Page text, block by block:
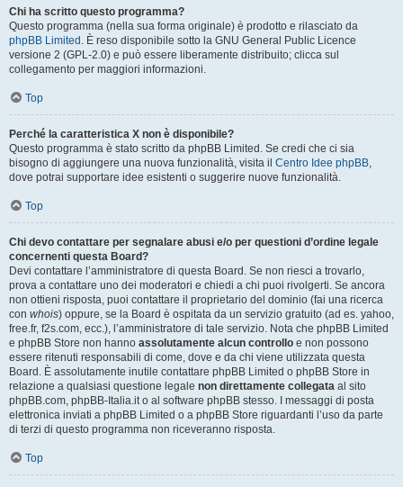
Chi ha scritto questo programma?
Questo programma (nella sua forma originale) è prodotto e rilasciato da
phpBB Limited . È reso disponibile sotto la GNU General Public Licence
versione 2 (GPL-2.0) e può essere liberamente distribuito; clicca sul
collegamento per maggiori informazioni.
Top
Perché la caratteristica X non è disponibile?
Questo programma è stato scritto da phpBB Limited. Se credi che ci sia
bisogno di aggiungere una nuova funzionalità, visita il Centro Idee phpBB,
dove potrai supportare idee esistenti o suggerire nuove funzionalità.
Top
Chi devo contattare per segnalare abusi e/o per questioni d’ordine legale
concernenti questa Board?
Devi contattare l’amministratore di questa Board. Se non riesci a trovarlo,
prova a contattare uno dei moderatori e chiedi a chi puoi rivolgerti. Se ancora
non ottieni risposta, puoi contattare il proprietario del dominio (fai una ricerca
con whois) oppure, se la Board è ospitata da un servizio gratuito (ad es. yahoo,
free.fr, f2s.com, ecc.), l’amministratore di tale servizio. Nota che phpBB Limited
e phpBB Store non hanno assolutamente alcun controllo e non possono
essere ritenuti responsabili di come, dove e da chi viene utilizzata questa
Board. È assolutamente inutile contattare phpBB Limited o phpBB Store in
relazione a qualsiasi questione legale non direttamente collegata al sito
phpBB.com, phpBB-Italia.it o al software phpBB stesso. I messaggi di posta
elettronica inviati a phpBB Limited o a phpBB Store riguardanti l’uso da parte
di terzi di questo programma non riceveranno risposta.
Top